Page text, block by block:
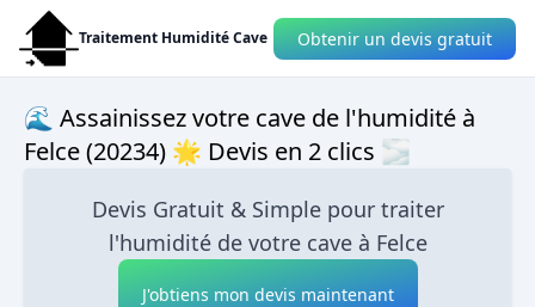
Traitement Humidité Cave Obtenir un devis gratuit
🌊 Assainissez votre cave de l'humidité à
Felce (20234) 🌟 Devis en 2 clics 🌫
Devis Gratuit & Simple pour traiter
l'humidité de votre cave à Felce
J'obtiens mon devis maintenant